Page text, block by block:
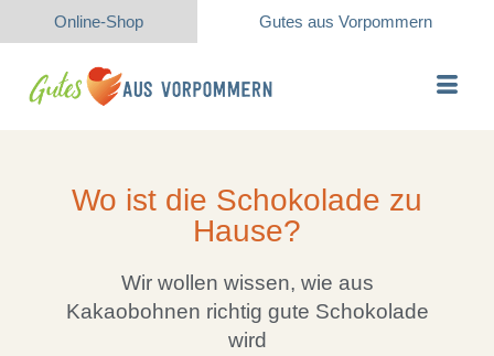
Online-Shop Gutes aus Vorpommern
Wo ist die Schokolade zu
Hause?
Wir wollen wissen, wie aus
Kakaobohnen richtig gute Schokolade
wird